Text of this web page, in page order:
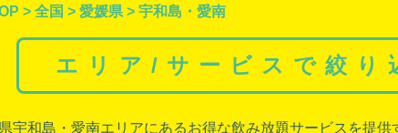
> 全国 > 愛媛県 > 宇和島・愛南
エリア/サービスで絞り
宇和島 ・ 愛南エリアにあるお得な飲み放題サービスを提